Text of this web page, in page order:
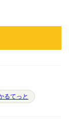
るてっと